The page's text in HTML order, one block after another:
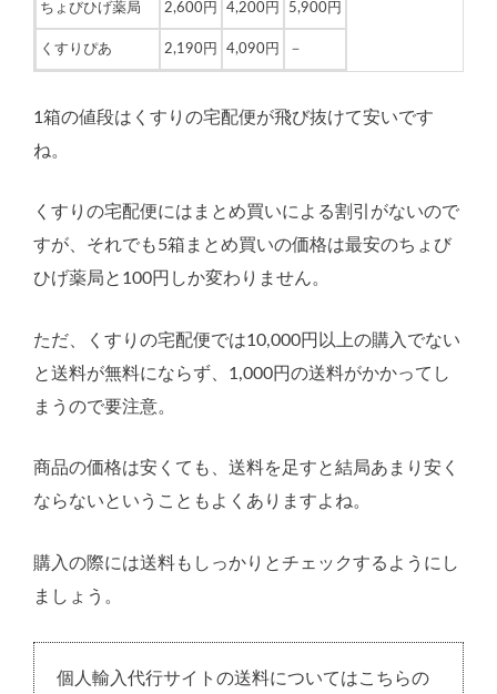
ちょびひげ薬局 2,600円 4,200円 5,900円
くすりぴあ 2,190円 4,090円 －
1箱の値段はくすりの宅配便が飛び抜けて安いです
ね。
くすりの宅配便にはまとめ買いによる割引がないので
すが、それでも5箱まとめ買いの価格は最安のちょび
ひげ薬局と100円しか変わりません。
ただ、くすりの宅配便では10,000円以上の購入でない
と送料が無料にならず、1,000円の送料がかかってし
まうので要注意。
商品の価格は安くても、送料を足すと結局あまり安く
ならないということもよくありますよね。
購入の際には送料もしっかりとチェックするようにし
ましょう。
個人輸入代行サイトの送料についてはこちらの